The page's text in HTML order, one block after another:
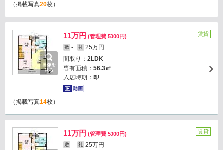
（掲載写真20枚）
画像を
見る
11万円 (管理費 5000円)
敷 - 礼 25万円
間取り： 2LDK
専有面積： 56.3㎡
入居時期： 即
賃貸
（掲載写真14枚）
11万円 (管理費 5000円)
敷 - 礼 25万円
賃貸